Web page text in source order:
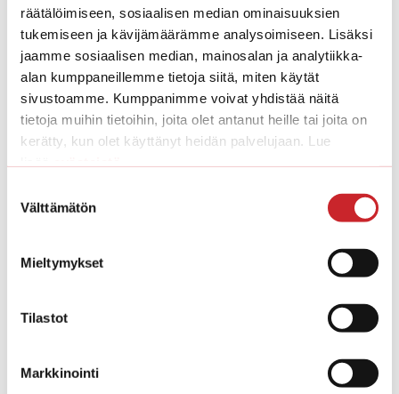
räätälöimiseen, sosiaalisen median ominaisuuksien
tukemiseen ja kävijämäärämme analysoimiseen. Lisäksi
jaamme sosiaalisen median, mainosalan ja analytiikka-
alan kumppaneillemme tietoja siitä, miten käytät
sivustoamme. Kumppanimme voivat yhdistää näitä
tietoja muihin tietoihin, joita olet antanut heille tai joita on
kerätty, kun olet käyttänyt heidän palvelujaan. Lue
valinta
Välttämätön
Mieltymykset
Tilastot
Markkinointi
Saat neuvot muurien, pylväiden, aitojen ja
erikoistuotteiden rakentamisen osalta ja
yhteistyökumppaniemme kautta ehdotukset
istutuksille.
Tee-se-itse
tukimuurit ja